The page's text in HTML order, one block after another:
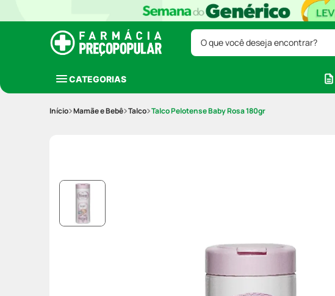
O que você deseja encontrar?
CATEGORIAS
Mamãe e Bebê Talco Talco Pelotense Baby Rosa 180gr